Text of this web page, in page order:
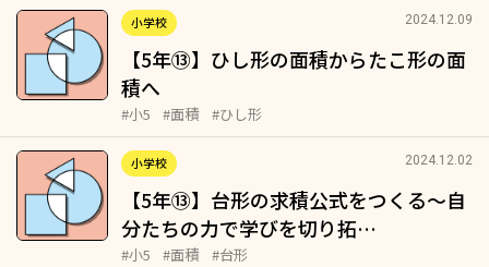
小学校 2024.12.09
【5年⑬】ひし形の面積からたこ形の面
積へ
#小5 #面積 #ひし形
小学校 2024.12.02
【5年⑬】台形の求積公式をつくる～自
分たちの力で学びを切り拓…
#小5 #面積 #台形